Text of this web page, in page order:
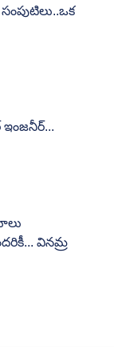
ఇంజనీర్...
వినమ్ర